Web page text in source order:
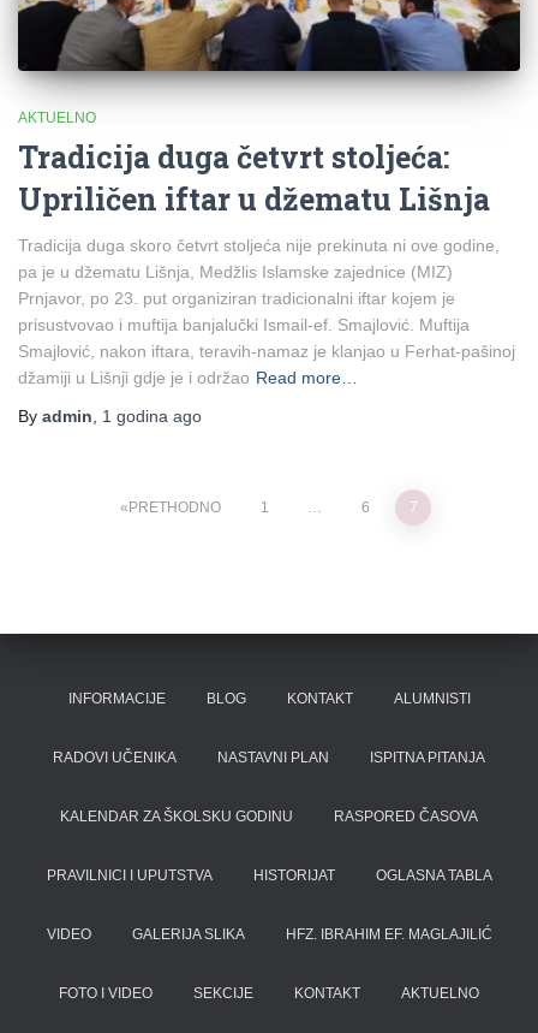
AKTUELNO
Tradicija duga četvrt stoljeća:
Upriličen iftar u džematu Lišnja
Tradicija duga skoro četvrt stoljeća nije prekinuta ni ove godine,
pa je u džematu Lišnja, Medžlis Islamske zajednice (MIZ)
Prnjavor, po 23. put organiziran tradicionalni iftar kojem je
prisustvovao i muftija banjalučki Ismail-ef. Smajlović. Muftija
Smajlović, nakon iftara, teravih-namaz je klanjao u Ferhat-pašinoj
džamiji u Lišnji gdje je i održao Read more…
By admin, 1 godina ago
PRETHODNO 1 … 6 7
INFORMACIJE BLOG KONTAKT ALUMNISTI
RADOVI UČENIKA NASTAVNI PLAN ISPITNA PITANJA
KALENDAR ZA ŠKOLSKU GODINU RASPORED ČASOVA
PRAVILNICI I UPUTSTVA HISTORIJAT OGLASNA TABLA
VIDEO GALERIJA SLIKA HFZ. IBRAHIM EF. MAGLAJILIĆ
FOTO I VIDEO SEKCIJE KONTAKT AKTUELNO